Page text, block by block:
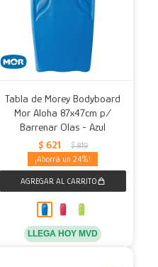
Tabla de Morey Bodyboard
Mor Aloha 87x47cm p/
Barrenar Olas - Azul
$ 621 $ 819
24
LLEGA HOY MVD